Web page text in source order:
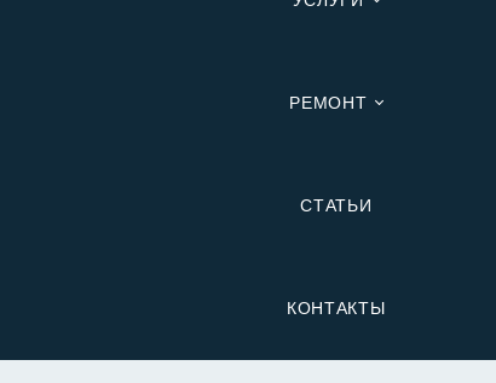
РЕМОНТ
СТАТЬИ
КОНТАКТЫ